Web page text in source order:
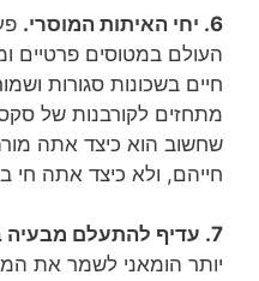
6. יחי האיתות המוסרי.
העולם במטוסים פרטיים
חיים בשכונות סגורות
מתחזים לקורבנות של
שחשוב הוא כיצד אתה
חייהם, ולא כיצד אתה חי
7. עדיף להתעלם מבעיה במקום לנסות לפתור אותה.
יותר הומאני לשמר את